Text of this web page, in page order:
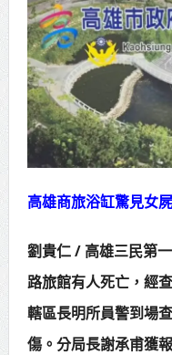
打鐵厝北側
動土創造千個
高雄「三民
邁、運動部長
高雄東照山
法比賽 圓滿落
不對稱戰力
蔣萬安再拋
邁組閣
高雄商旅浴缸驚見女
劉貴仁 / 高雄三民第
路旅館有人死亡，經
轄區長明所員警到場
傷。分局長謝承甫獲